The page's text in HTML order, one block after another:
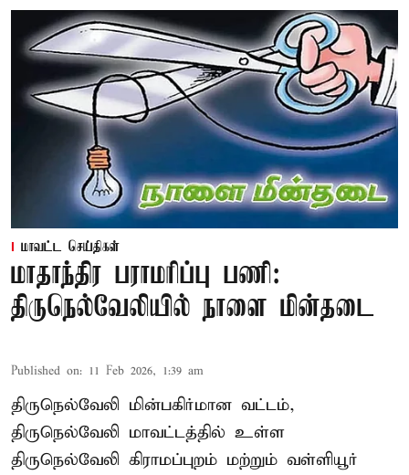
மாவட்ட செய்திகள்
மாதாந்திர பராமரிப்பு பணி:
திருநெல்வேலியில் நாளை மின்தடை
Published on: 11 Feb 2026, 1:39 am
திருநெல்வேலி மின்பகிர்மான வட்டம்,
திருநெல்வேலி மாவட்டத்தில் உள்ள
திருநெல்வேலி கிராமப்புறம் மற்றும் வள்ளியூர்